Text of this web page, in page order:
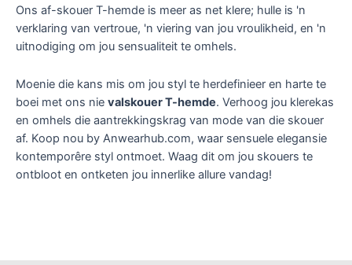
Ons af-skouer T-hemde is meer as net klere; hulle is 'n
verklaring van vertroue, 'n viering van jou vroulikheid, en 'n
uitnodiging om jou sensualiteit te omhels.
Moenie die kans mis om jou styl te herdefinieer en harte te
boei met ons nie valskouer T-hemde. Verhoog jou klerekas
en omhels die aantrekkingskrag van mode van die skouer
af. Koop nou by Anwearhub.com, waar sensuele elegansie
kontemporêre styl ontmoet. Waag dit om jou skouers te
ontbloot en ontketen jou innerlike allure vandag!